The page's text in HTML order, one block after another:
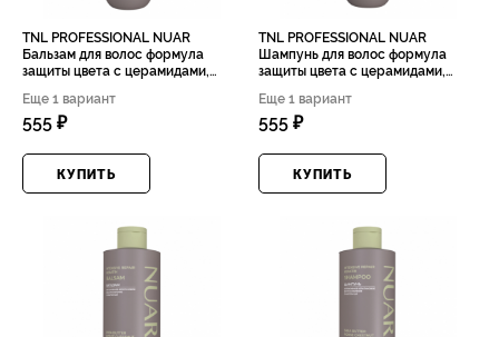
TNL PROFESSIONAL NUAR
Бальзам для волос формула
защиты цвета с церамидами,
маслом марулы, 400мл
Еще 1 вариант
555 ₽
КУПИТЬ
TNL PROFESSIONAL NUAR
Шампунь для волос формула
защиты цвета с церамидами,
маслом марулы, 400мл
Еще 1 вариант
555 ₽
КУПИТЬ